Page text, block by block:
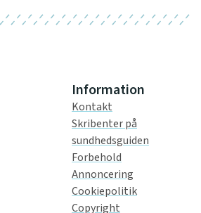
Information
Kontakt
Skribenter på
sundhedsguiden
Forbehold
Annoncering
Cookiepolitik
Copyright